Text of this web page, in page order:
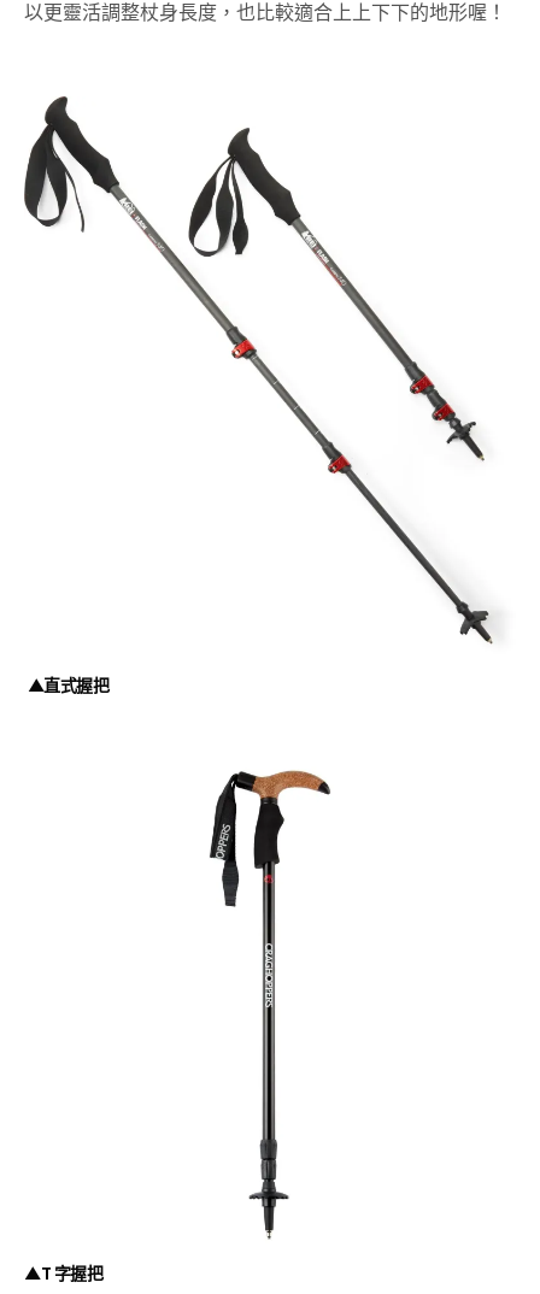
以更靈活調整杖身長度，也比較適合上上下下的地形喔！
▲直式握把
▲T 字握把